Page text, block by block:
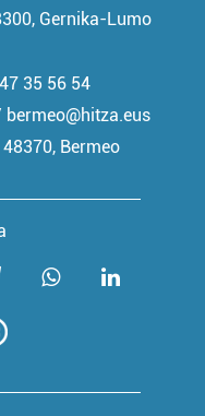
Gernika-Lumo
35 56 54
Bermeo